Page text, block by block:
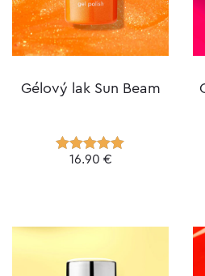
Gélový lak Sun Beam
Hodnotenie
16.90 €